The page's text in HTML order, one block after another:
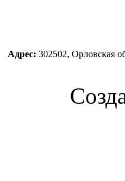
Адрес: 302502, Орловская